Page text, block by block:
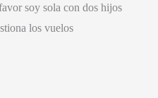
soy sola con dos hijos
los vuelos